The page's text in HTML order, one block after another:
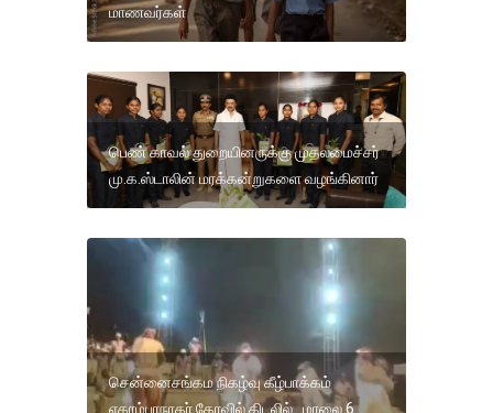
மாணவர்கள்
பெண் காவல் துறையினருக்கு முதலமைச்சர்
மு.க.ஸ்டாலின் மரக்கன்றுகளை வழங்கினார்
சென்னைசங்கம நிகழ்வு கீழ்பாக்கம்
ஏகாம்பரநாதர் கோவில் திடலில் ..மாலை 6